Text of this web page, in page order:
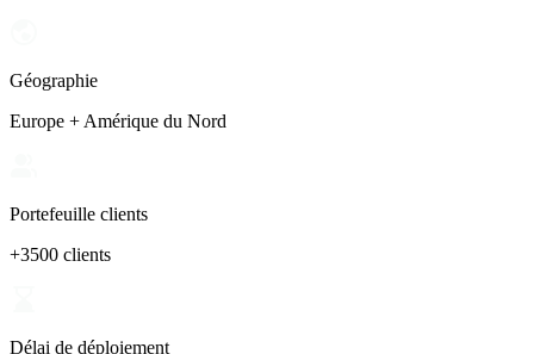
Géographie
Europe + Amérique du Nord
Portefeuille clients
+3500 clients
Délai de déploiement